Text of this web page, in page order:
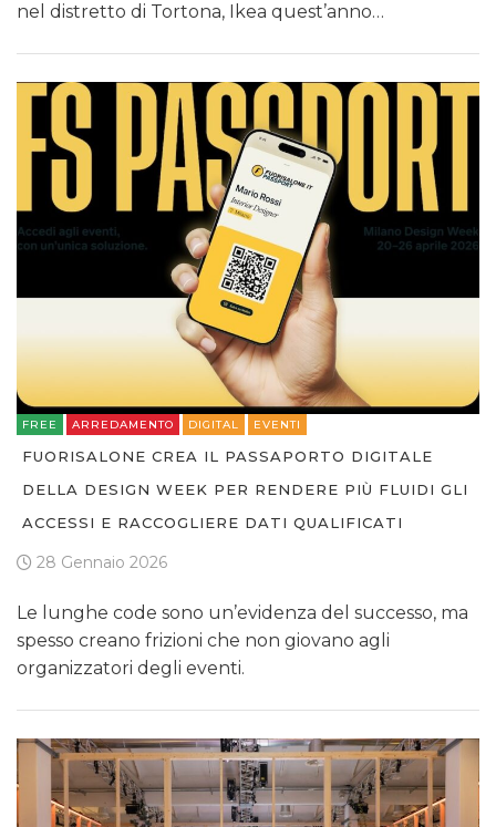
nel distretto di Tortona, Ikea quest’anno…
FREE ARREDAMENTO DIGITAL EVENTI
FUORISALONE CREA IL PASSAPORTO DIGITALE
DELLA DESIGN WEEK PER RENDERE PIÙ FLUIDI GLI
ACCESSI E RACCOGLIERE DATI QUALIFICATI
28 Gennaio 2026
Le lunghe code sono un’evidenza del successo, ma
spesso creano frizioni che non giovano agli
organizzatori degli eventi.